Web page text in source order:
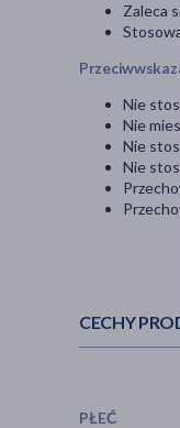
Zaleca
Nie
Nie
Nie
Nie
CECHY
PŁEĆ